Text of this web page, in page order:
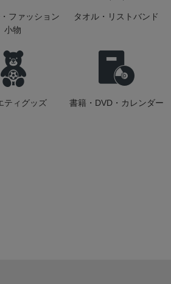
ファッション
小物
タオル・リストバンド
ティグッズ 書籍・DVD・カレンダー